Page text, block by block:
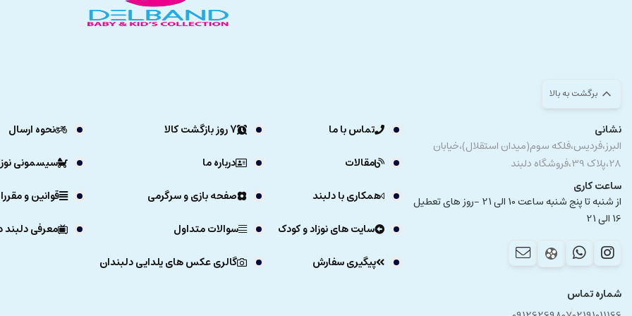
برگشت به بالا
نشانی
البرز،فردیس،فلکه سوم(میدان استقلال)،خیابان
28،پلاک 39،فروشگاه دلبند
ساعت کاری
از شنبه تا پنج شنبه ساعت 10 الی 21 -روز های تعطیل
16 الی 21
شماره تماس
تماس با ما 7 روز بازگشت کالا
نحوه ارسال
مقالات
درباره ما
سیسمونی
همکاری با دلبند
صفحه بازی و سرگرمی
قوانین و
سایت های نوزاد و کودک
سوالات متداول
معرفی
پیگیری سفارش
گالری عکس های یلدایی دلبندان